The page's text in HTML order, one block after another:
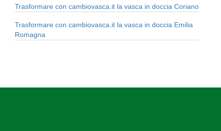
Trasformare con cambiovasca.it la vasca in doccia Coriano
Trasformare con cambiovasca.it la vasca in doccia Emilia
Romagna